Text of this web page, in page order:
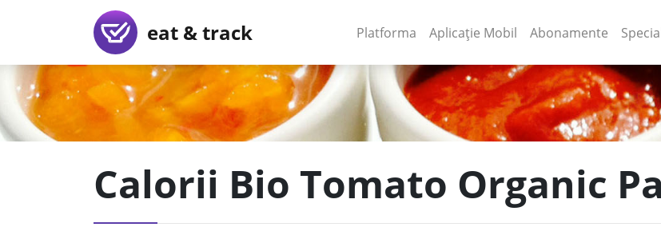
eat & track Platforma (current)
Aplicație Mobil (current)
Abonamente
Calorii Bio Tomato Organic